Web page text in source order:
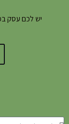
יש לכם עסק